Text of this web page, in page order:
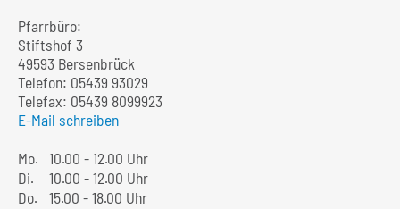
Pfarrbüro:
Stiftshof 3
49593 Bersenbrück
Telefon: 05439 93029
Telefax: 05439 8099923
E-Mail schreiben
Mo. 10.00 - 12.00 Uhr
Di.
10.00 - 12.00 Uhr
Do.
15.00 - 18.00 Uhr